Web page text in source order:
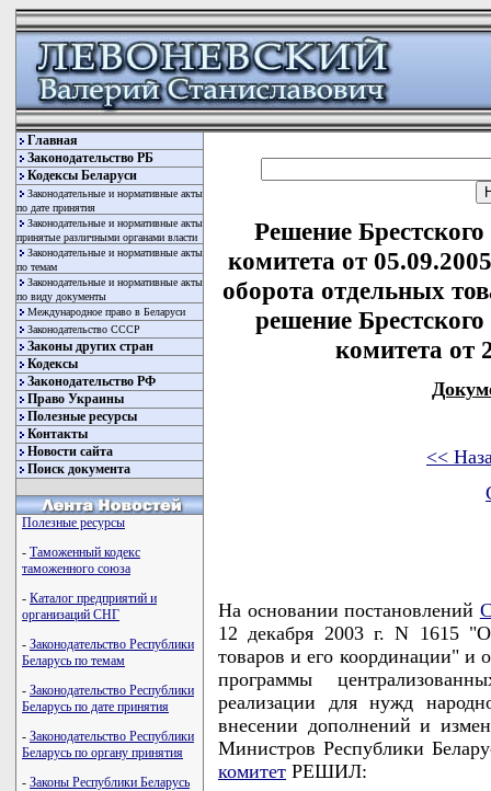
Главная
Законодательство РБ
Кодексы Беларуси
Законодательные и нормативные акты
по дате принятия
Законодательные и нормативные акты
принятые различными органами власти
Законодательные и нормативные акты
по темам
Законодательные и нормативные акты
по виду документы
Международное право в Беларуси
Законодательство СССР
Законы других стран
Кодексы
Законодательство РФ
Право Украины
Полезные ресурсы
Контакты
Новости сайта
Поиск документа
Полезные ресурсы
- Таможенный кодекс
таможенного союза
- Каталог предприятий и
организаций СНГ
- Законодательство Республики
Беларусь по темам
- Законодательство Республики
Беларусь по дате принятия
- Законодательство Республики
Беларусь по органу принятия
- Законы Республики Беларусь
Решение
комитета от
оборота отдельных
решение
комитета от
<<
На основании постановлений
12 декабря 2003 г. N 1615 "О
товаров и его координации" и
программы
реализации для нужд
внесении дополнений и
Министров Республики
комитет РЕШИЛ: